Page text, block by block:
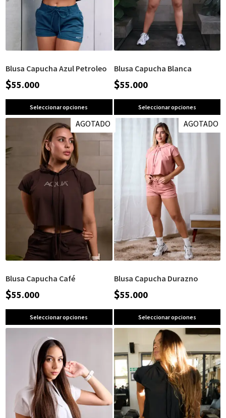
Blusa Capucha Azul Petroleo
$55.000
Seleccionar opciones
Blusa Capucha Blanca
$55.000
Seleccionar opciones
AGOTADO
Blusa Capucha Café
$55.000
Seleccionar opciones
AGOTADO
Blusa Capucha Durazno
$55.000
Seleccionar opciones